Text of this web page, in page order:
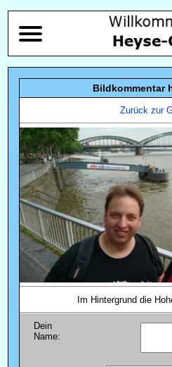
Bildkommentar
Zurück zur
Im Hintergrund die
Dein
Name: